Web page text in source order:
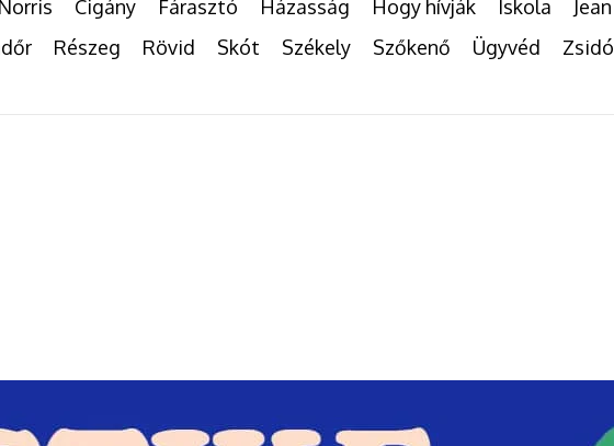
Cigány Fárasztó Házasság Hogy hívják Iskola Jean
Részeg Rövid Skót Székely Szőkenő Ügyvéd Zsidó